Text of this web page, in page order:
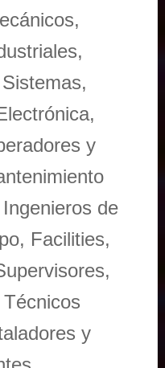
y
de
Facilities,
y